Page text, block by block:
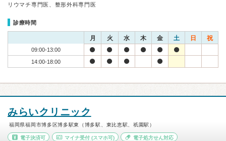
リウマチ専門医、整形外科専門医
診療時間
月 火 水 木 金 土 日 祝
09:00-13:00
14:00-18:00
みらいクリニック
福岡県福岡市博多区博多駅東（博多駅、東比恵駅、祇園駅）
電子決済可 マイナ受付(スマホ可) 電子処方せん対応